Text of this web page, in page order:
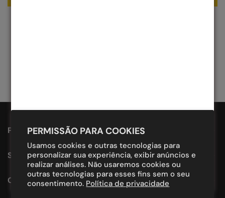
PERMISSÃO PARA COOKIES
Usamos cookies e outras tecnologias para
personalizar sua experiência, exibir anúncios e
realizar análises. Não usaremos cookies ou
outras tecnologias para esses fins sem o seu
consentimento. Política de privacidade
PROUDLY DESIGNED IN BRAZIL.
SUPORTE
CONTATO